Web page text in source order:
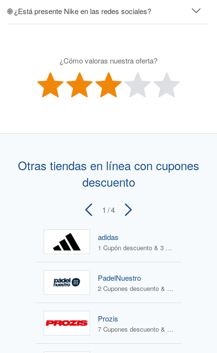
🌐 ¿Está presente Nike en las redes sociales?
¿Cómo valoras nuestra oferta?
Otras tiendas en línea con cupones
descuento
1 / 4
adidas
1 Cupón descuento & 3 Ofertas
PadelNuestro
2 Cupones descuento & 2 Ofertas
Prozis
7 Cupones descuento & 0 Ofertas